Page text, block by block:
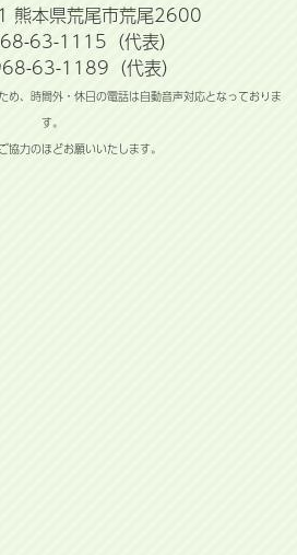
熊本県荒尾市荒尾2600
63-1115（代表）
63-1189（代表）
、時間外・休日の電話は自動音声対応となっておりま
す。
協力のほどお願いいたします。